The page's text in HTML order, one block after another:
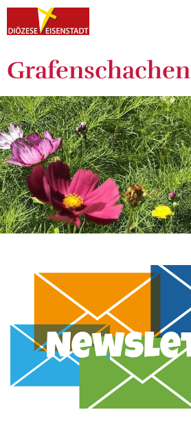
Grafenschachen